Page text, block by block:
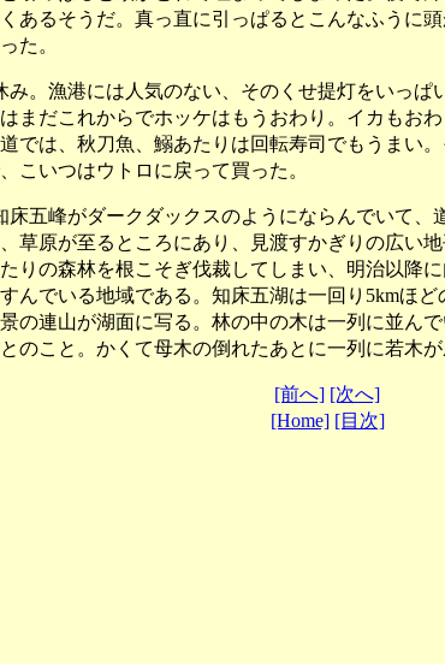
あるそうだ。真っ直に引っぱるとこんなふうに
た。
。漁港には人気のない、そのくせ提灯をいっ
まだこれからでホッケはもうおわり。イカもお
では、秋刀魚、鰯あたりは回転寿司でもうまい
こいつはウトロに戻って買った。
五峰がダークダックスのようにならんでいて
草原が至るところにあり、見渡すかぎりの広い
りの森林を根こそぎ伐裁してしまい、明治以降
んでいる地域である。知床五湖は一回り5kmほ
の連山が湖面に写る。林の中の木は一列に並ん
のこと。かくて母木の倒れたあとに一列に若木が
[前へ] [次へ]
[Home] [目次]